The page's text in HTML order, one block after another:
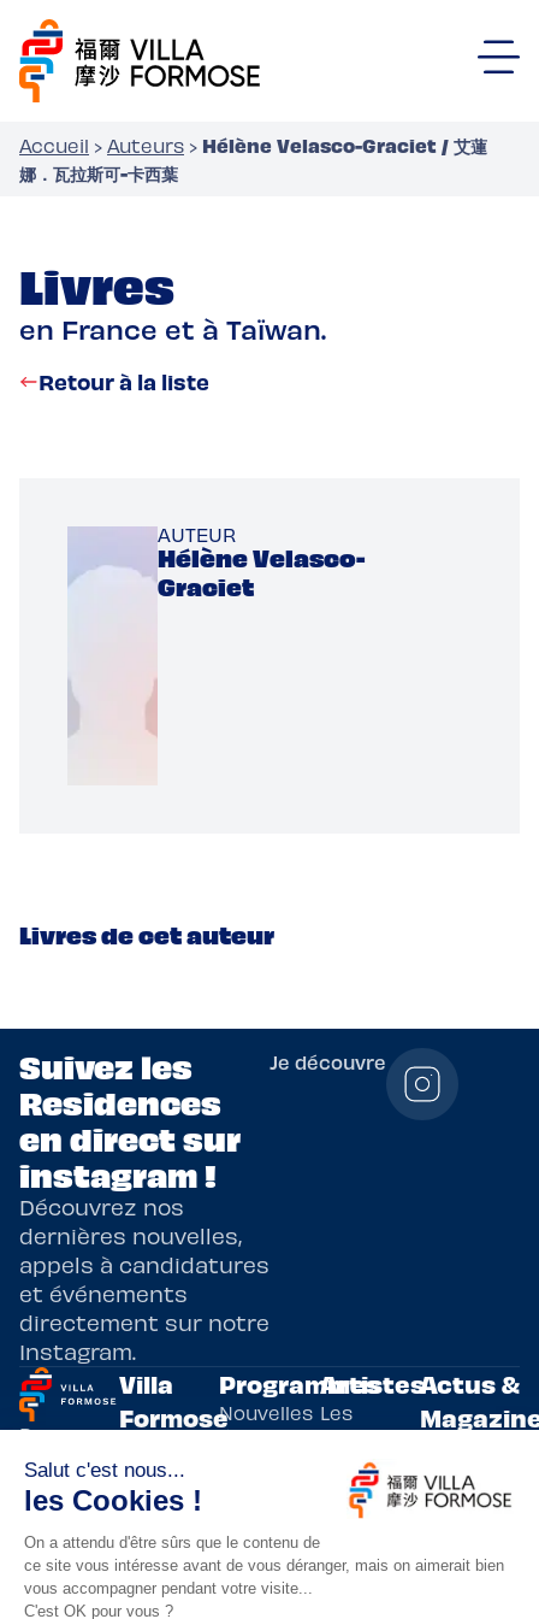
Accueil › Auteurs › Hélène Velasco-Graciet / 艾蓮
娜．瓦拉斯可-卡西葉
Livres
en France et à Taïwan.
Retour à la liste
AUTEUR
Hélène Velasco-
Graciet
Livres de cet auteur
Suivez les
Residences
en direct sur
instagram !
Découvrez nos
dernières nouvelles,
appels à candidatures
et événements
directement sur notre
Instagram.
Je découvre
Programmes
de
résidences
artistiques
bilatérales,
entre la
France et
Taïwan.
Villa
Formose
Adoptez
un artiste
Lieux de
résidence
Programmes
Nouvelles
écritures
Arts
vivants
innovants
Artistes
Les
artistes
résidents
Evènements
Actus &